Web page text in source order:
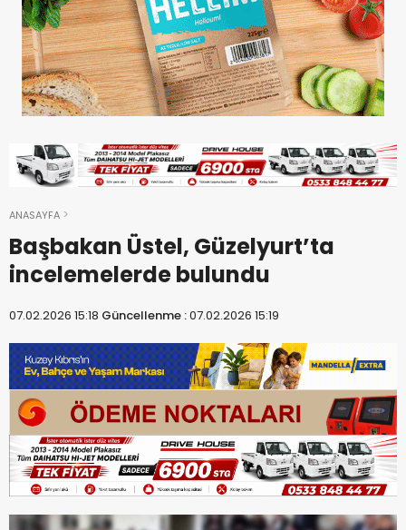
ANASAYFA
Başbakan Üstel, Güzelyurt’ta
incelemelerde bulundu
07.02.2026 15:18 Güncellenme :07.02.2026 15:19